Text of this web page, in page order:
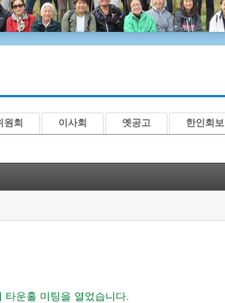
원회 이사회 옛공고 한인회보
타운홀 미팅을 열었습니다.